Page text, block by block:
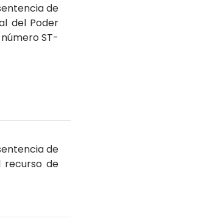
de
del Poder
ST-
de
recurso de